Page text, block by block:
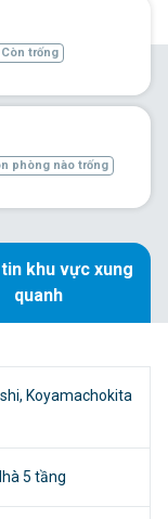
Còn trống
phòng nào trống
khu vực xung
quanh
Koyamachokita
5 tầng